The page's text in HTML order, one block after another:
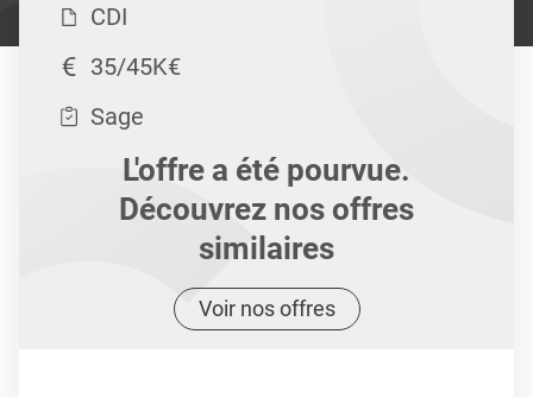
CDI
35/45K€
Sage
L'offre a été pourvue.
Découvrez nos offres
similaires
Voir nos offres